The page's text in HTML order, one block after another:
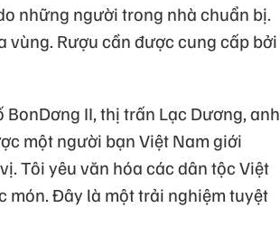
những người trong nhà chuẩn bị.
vùng. Rượu cần được cung cấp bởi
II, thị trấn Lạc Dương, anh
một người bạn Việt Nam giới
Tôi yêu văn hóa các dân tộc Việt
món. Đây là một trải nghiệm tuyệt